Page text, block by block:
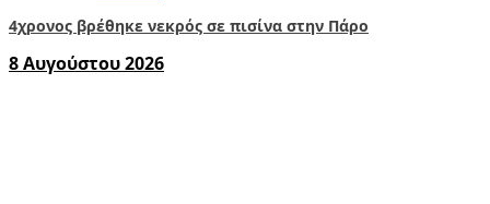
4χρονος βρέθηκε νεκρός σε πισίνα στην Πάρο
8 Αυγούστου 2026